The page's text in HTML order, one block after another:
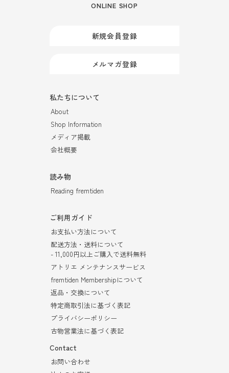
ONLINE SHOP
新規会員登録
メルマガ登録
私たちについて
About
Shop Information
メディア掲載
会社概要
読み物
Reading fremtiden
ご利用ガイド
お支払い方法について
配送方法・送料について
- 11,000円以上ご購入で送料無料
アトリエ メンテナンスサービス
fremtiden Membershipについて
返品・交換について
特定商取引法に基づく表記
プライバシーポリシー
古物営業法に基づく表記
Contact
お問い合わせ